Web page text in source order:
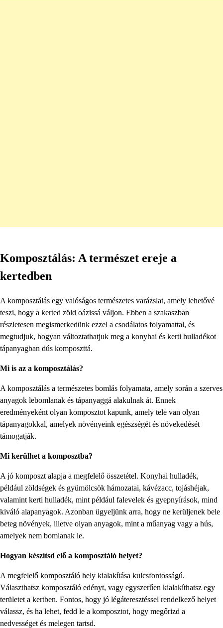
Komposztálás: A természet ereje a
kertedben
A komposztálás egy valóságos természetes varázslat, amely lehetővé
teszi, hogy a kerted zöld oázissá váljon. Ebben a szakaszban
részletesen megismerkedünk ezzel a csodálatos folyamattal, és
megtudjuk, hogyan változtathatjuk meg a konyhai és kerti hulladékot
tápanyagban dús komposzttá.
Mi is az a komposztálás?
A komposztálás a természetes bomlás folyamata, amely során a szerves
anyagok lebomlanak és tápanyaggá alakulnak át. Ennek
eredményeként olyan komposztot kapunk, amely tele van olyan
tápanyagokkal, amelyek növényeink egészségét és növekedését
támogatják.
Mi kerülhet a komposztba?
A jó komposzt alapja a megfelelő összetétel. Konyhai hulladék,
például zöldségek és gyümölcsök hámozatai, kávézacc, tojáshéjak,
valamint kerti hulladék, mint például falevelek és gyepnyírások, mind
kiváló alapanyagok. Azonban ügyeljünk arra, hogy ne kerüljenek bele
beteg növények, illetve olyan anyagok, mint a műanyag vagy a hús,
amelyek nem bomlanak le.
Hogyan készítsd elő a komposztáló helyet?
A megfelelő komposztáló hely kialakítása kulcsfontosságú.
Választhatsz komposztáló edényt, vagy egyszerűen kialakíthatsz egy
területet a kertben. Fontos, hogy jó légáteresztéssel rendelkező helyet
válassz, és ha lehet, fedd le a komposztot, hogy megőrizd a
nedvességet és melegen tartsd.